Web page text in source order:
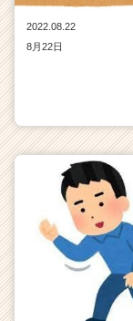
2022.08.22
8月22日